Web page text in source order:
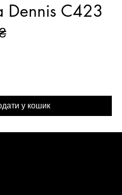
Dennis C423
Ціна
у кошик